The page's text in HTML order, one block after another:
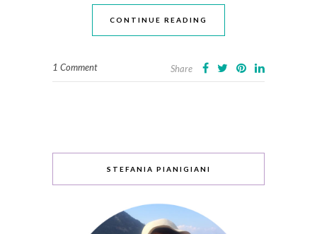
CONTINUE READING
1 Comment Share
STEFANIA PIANIGIANI